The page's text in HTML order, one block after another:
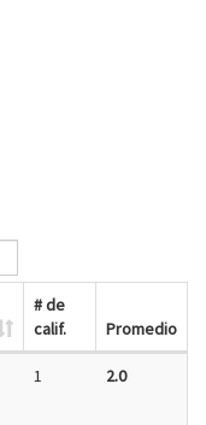
# de
calif.
Promedio
1 2.0